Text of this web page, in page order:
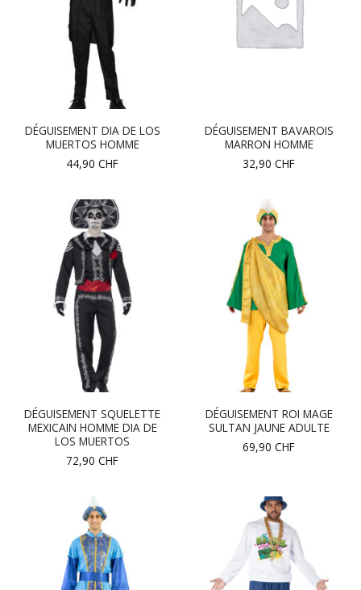
DÉGUISEMENT DIA DE LOS
MUERTOS HOMME
44,90 CHF
DÉGUISEMENT BAVAROIS
MARRON HOMME
32,90 CHF
DÉGUISEMENT SQUELETTE
MEXICAIN HOMME DIA DE
LOS MUERTOS
72,90 CHF
DÉGUISEMENT ROI MAGE
SULTAN JAUNE ADULTE
69,90 CHF